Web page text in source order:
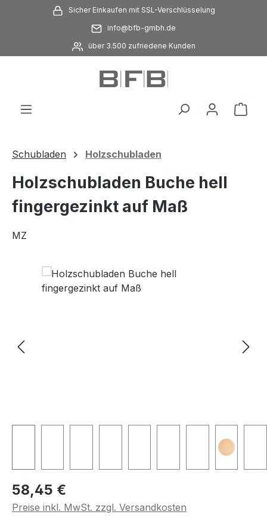
Zum Hauptinhalt springenSicher Einkaufen mit SSL-Verschlüsselung
info@bfb-gmbh.de
über 3.500 zufriedene Kunden
Schubladen Holzschubladen
Holzschubladen Buche hell
fingergezinkt auf Maß
MZ
Regulärer Preis:
58,45 €
Preise inkl. MwSt. zzgl. Versandkosten